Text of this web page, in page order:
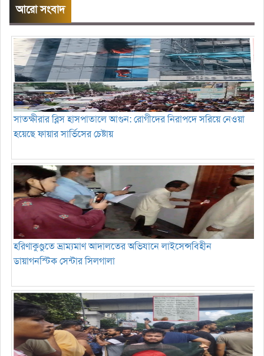
আরো সংবাদ
সাতক্ষীরার ব্লিস হাসপাতালে আগুন: রোগীদের নিরাপদে সরিয়ে নেওয়া
হয়েছে ফায়ার সার্ভিসের চেষ্টায়
হরিণাকুণ্ডুতে ভ্রাম্যমাণ আদালতের অভিযানে লাইসেন্সবিহীন
ডায়াগনস্টিক সেন্টার সিলগালা